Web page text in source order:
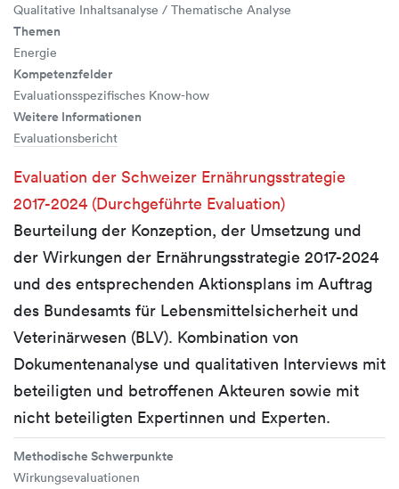
Qualitative Inhaltsanalyse / Thematische Analyse
Themen
Energie
Kompetenzfelder
Evaluationsspezifisches Know-how
Weitere Informationen
Evaluationsbericht
Evaluation der Schweizer Ernährungsstrategie
2017-2024 (Durchgeführte Evaluation)
Beurteilung der Konzeption, der Umsetzung und
der Wirkungen der Ernährungsstrategie 2017-2024
und des entsprechenden Aktionsplans im Auftrag
des Bundesamts für Lebensmittelsicherheit und
Veterinärwesen (BLV). Kombination von
Dokumentenanalyse und qualitativen Interviews mit
beteiligten und betroffenen Akteuren sowie mit
nicht beteiligten Expertinnen und Experten.
Methodische Schwerpunkte
Wirkungsevaluationen